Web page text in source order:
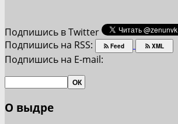
Подпишись в Twitter
Подпишись на RSS:
Feed XML
Подпишись на E-mail:
О выдре